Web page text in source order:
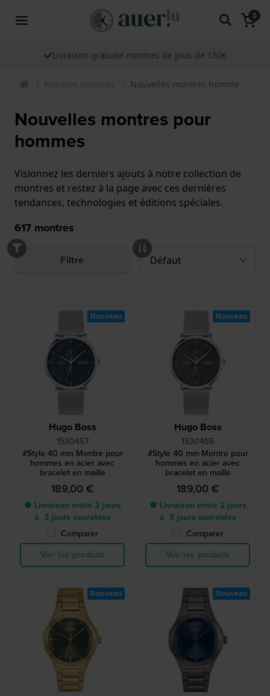
0
Livraison gratuite montres de plus de 150€
Montres hommes Nouvelles montres homme
Nouvelles montres pour
hommes
Visionnez les derniers ajouts à notre collection de
montres et restez à la page avec ces dernières
tendances, technologies et éditions spéciales.
617 montres
Filtre
Hugo Boss
1530457
#Style 40 mm Montre pour
hommes en acier avec
bracelet en maille
189,00 €
● Livraison entre 2 jours
à 3 jours ouvrables
Comparer
Voir les produits
Nouveau
Hugo Boss
1530455
#Style 40 mm Montre pour
hommes en acier avec
bracelet en maille
189,00 €
● Livraison entre 2 jours
à 3 jours ouvrables
Comparer
Voir les produits
Nouveau
Nouveau Nouveau